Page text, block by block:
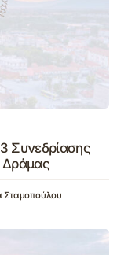
Συνεδρίασης
Δράμας
Σταμοπούλου